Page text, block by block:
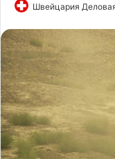
Швейцария